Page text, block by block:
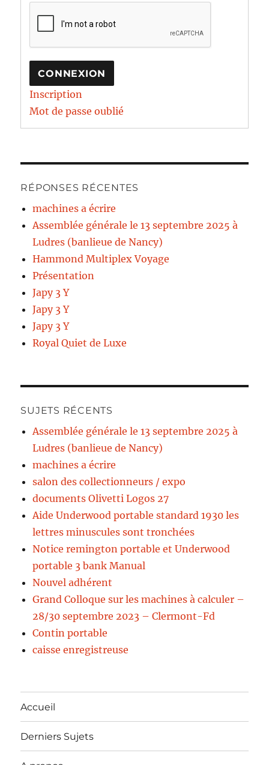
CONNEXION
Inscription
Mot de passe oublié
RÉPONSES RÉCENTES
machines a écrire
Assemblée générale le 13 septembre 2025 à
Ludres (banlieue de Nancy)
Hammond Multiplex Voyage
Présentation
Japy 3 Y
Japy 3 Y
Japy 3 Y
Royal Quiet de Luxe
SUJETS RÉCENTS
Assemblée générale le 13 septembre 2025 à
Ludres (banlieue de Nancy)
machines a écrire
salon des collectionneurs / expo
documents Olivetti Logos 27
Aide Underwood portable standard 1930 les
lettres minuscules sont tronchées
Notice remington portable et Underwood
portable 3 bank Manual
Nouvel adhérent
Grand Colloque sur les machines à calculer –
28/30 septembre 2023 – Clermont-Fd
Contin portable
caisse enregistreuse
Accueil
Derniers Sujets